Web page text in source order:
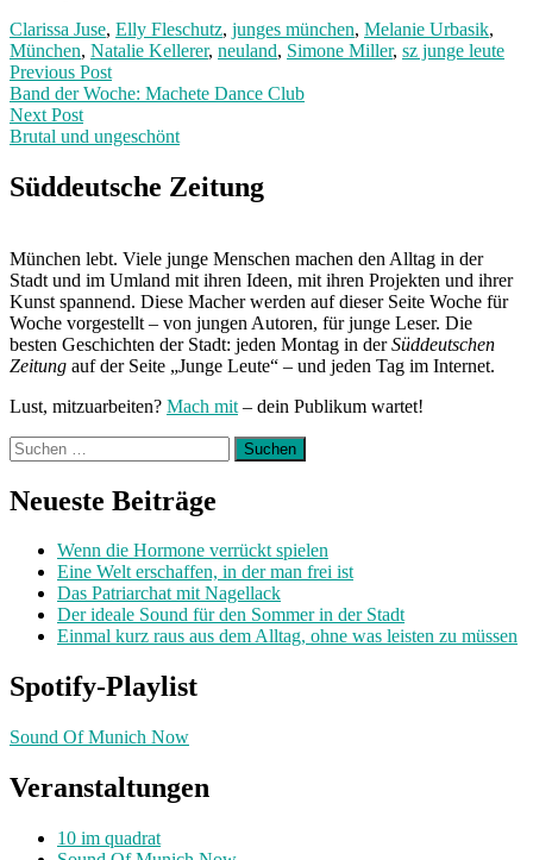
Clarissa Juse, Elly Fleschutz, junges münchen, Melanie Urbasik,
München, Natalie Kellerer, neuland, Simone Miller, sz junge leute
Post
navigation
Previous PostPrevious
post:
Band der Woche: Machete Dance Club
Next Post
Brutal und ungeschönt
Post:
Süddeutsche Zeitung
München lebt. Viele junge Menschen machen den Alltag in der
Stadt und im Umland mit ihren Ideen, mit ihren Projekten und ihrer
Kunst spannend. Diese Macher werden auf dieser Seite Woche für
Woche vorgestellt – von jungen Autoren, für junge Leser. Die
besten Geschichten der Stadt: jeden Montag in derSüddeutschen
Zeitung auf der Seite „Junge Leute“ – und jeden Tag im Internet.
Lust, mitzuarbeiten? Mach mit – dein Publikum wartet!
Suchen
nach:
Neueste Beiträge
Wenn die Hormone verrückt spielen
Eine Welt erschaffen, in der man frei ist
Das Patriarchat mit Nagellack
Der ideale Sound für den Sommer in der Stadt
Einmal kurz raus aus dem Alltag, ohne was leisten zu müssen
Spotify-Playlist
Sound Of Munich Now
Veranstaltungen
10 im quadrat